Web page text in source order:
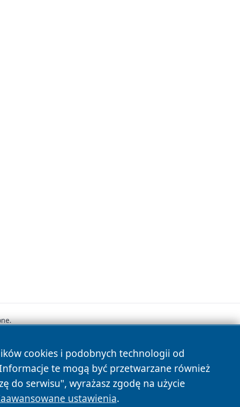
cookies i podobnych technologii od
te mogą być przetwarzane również
do serwisu", wyrażasz zgodę na użycie
ustawienia.